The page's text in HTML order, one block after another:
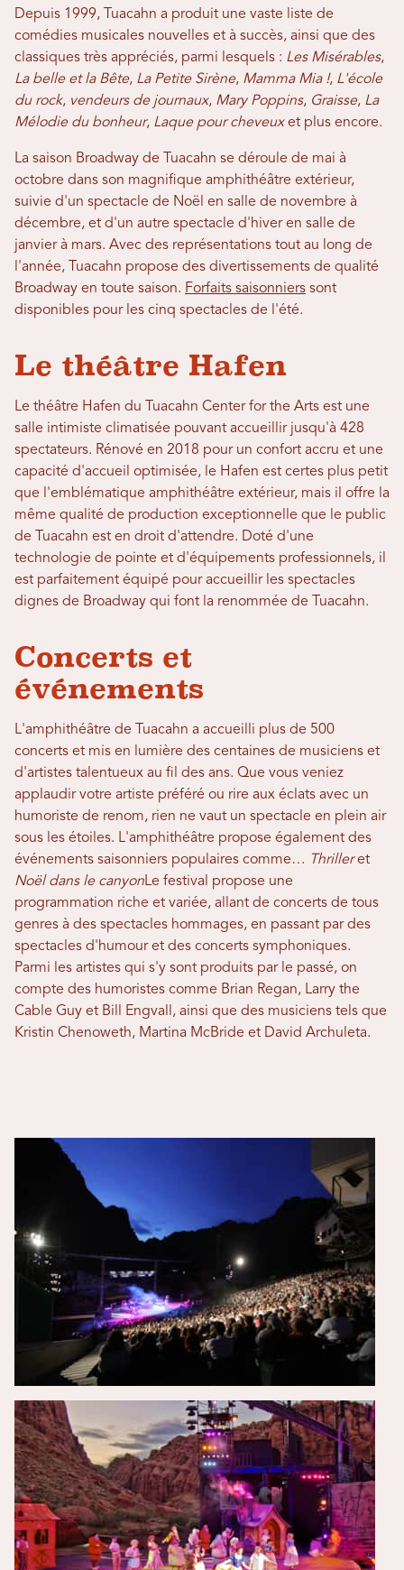
Depuis 1999, Tuacahn a produit une vaste liste de
comédies musicales nouvelles et à succès, ainsi que des
classiques très appréciés, parmi lesquels : Les Misérables,
La belle et la Bête, La Petite Sirène, Mamma Mia !, L'école
du rock, vendeurs de journaux, Mary Poppins, Graisse, La
Mélodie du bonheur, Laque pour cheveuxet plus encore.
La saison Broadway de Tuacahn se déroule de mai à
octobre dans son magnifique amphithéâtre extérieur,
suivie d'un spectacle de Noël en salle de novembre à
décembre, et d'un autre spectacle d'hiver en salle de
janvier à mars. Avec des représentations tout au long de
l'année, Tuacahn propose des divertissements de qualité
Broadway en toute saison. Forfaits saisonniers sont
disponibles pour les cinq spectacles de l'été.
Le théâtre Hafen
Le théâtre Hafen du Tuacahn Center for the Arts est une
salle intimiste climatisée pouvant accueillir jusqu'à 428
spectateurs. Rénové en 2018 pour un confort accru et une
capacité d'accueil optimisée, le Hafen est certes plus petit
que l'emblématique amphithéâtre extérieur, mais il offre la
même qualité de production exceptionnelle que le public
de Tuacahn est en droit d'attendre. Doté d'une
technologie de pointe et d'équipements professionnels, il
est parfaitement équipé pour accueillir les spectacles
dignes de Broadway qui font la renommée de Tuacahn.
Concerts et
événements
L'amphithéâtre de Tuacahn a accueilli plus de 500
concerts et mis en lumière des centaines de musiciens et
d'artistes talentueux au fil des ans. Que vous veniez
applaudir votre artiste préféré ou rire aux éclats avec un
humoriste de renom, rien ne vaut un spectacle en plein air
sous les étoiles. L'amphithéâtre propose également des
événements saisonniers populaires comme…
Thrilleret
Noël dans le canyonLe festival propose une
programmation riche et variée, allant de concerts de tous
genres à des spectacles hommages, en passant par des
spectacles d'humour et des concerts symphoniques.
Parmi les artistes qui s'y sont produits par le passé, on
compte des humoristes comme Brian Regan, Larry the
Cable Guy et Bill Engvall, ainsi que des musiciens tels que
Kristin Chenoweth, Martina McBride et David Archuleta.